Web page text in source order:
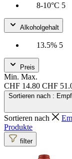
8-10°C 5
Alkoholgehalt
13.5% 5
Preis
Min. Max.
CHF 14.80 CHF
Sortieren nach :
Sortieren nach
Produkte
filter